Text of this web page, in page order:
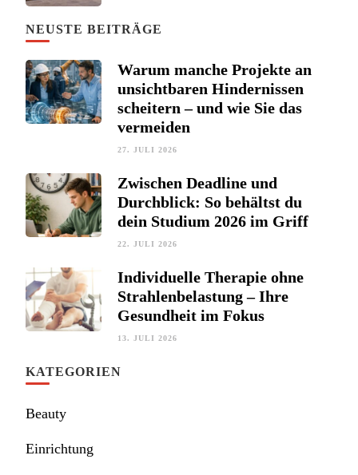
NEUSTE BEITRÄGE
Warum manche Projekte an
unsichtbaren Hindernissen
scheitern – und wie Sie das
vermeiden
27. JULI 2026
Zwischen Deadline und
Durchblick: So behältst du
dein Studium 2026 im Griff
22. JULI 2026
Individuelle Therapie ohne
Strahlenbelastung – Ihre
Gesundheit im Fokus
13. JULI 2026
KATEGORIEN
Beauty
Einrichtung